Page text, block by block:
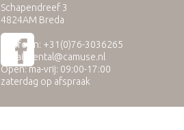
Schapendreef 3
4824AM Breda
Telefoon: +31(0)76-3036265
E-mail:
rental@camuse.nl
Open: ma-vrij: 09:00-17:00
zaterdag op afspraak